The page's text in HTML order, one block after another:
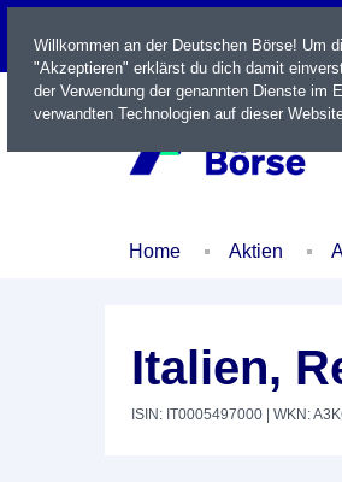
LIVE
Home Aktien
Italien,
ISIN: IT0005497000 | WKN:
Willkommen an der Deutschen Börse! Um
"Akzeptieren" erklärst du dich damit
der Verwendung der genannten Dienste im
verwandten Technologien auf dieser